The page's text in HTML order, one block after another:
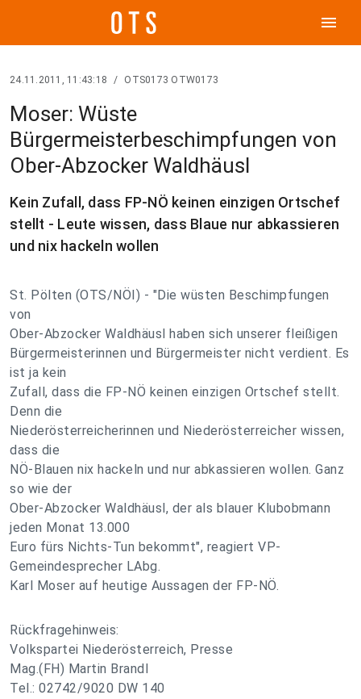
menu
24.11.2011, 11:43:18 / OTS0173 OTW0173
Moser: Wüste
Bürgermeisterbeschimpfungen von
Ober-Abzocker Waldhäusl
Kein Zufall, dass FP-NÖ keinen einzigen Ortschef
stellt - Leute wissen, dass Blaue nur abkassieren
und nix hackeln wollen
St. Pölten (OTS/NÖI) - "Die wüsten Beschimpfungen
von
Ober-Abzocker Waldhäusl haben sich unserer fleißigen
Bürgermeisterinnen und Bürgermeister nicht verdient. Es
ist ja kein
Zufall, dass die FP-NÖ keinen einzigen Ortschef stellt.
Denn die
Niederösterreicherinnen und Niederösterreicher wissen,
dass die
NÖ-Blauen nix hackeln und nur abkassieren wollen. Ganz
so wie der
Ober-Abzocker Waldhäusl, der als blauer Klubobmann
jeden Monat 13.000
Euro fürs Nichts-Tun bekommt", reagiert VP-
Gemeindesprecher LAbg.
Karl Moser auf heutige Aussagen der FP-NÖ.
Rückfragehinweis:
Volkspartei Niederösterreich, Presse
Mag.(FH) Martin Brandl
Tel.: 02742/9020 DW 140